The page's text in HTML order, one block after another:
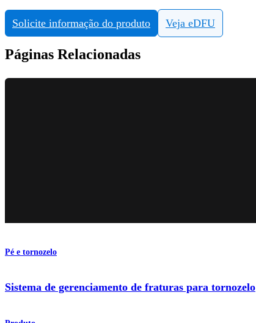
Solicite informação do produto Veja eDFU
Páginas Relacionadas
Pé e tornozelo
Sistema de gerenciamento de fraturas para tornozelo